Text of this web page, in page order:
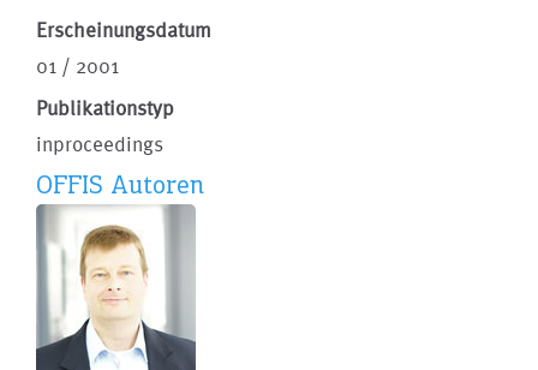
Erscheinungsdatum
01 / 2001
Publikationstyp
inproceedings
OFFIS Autoren